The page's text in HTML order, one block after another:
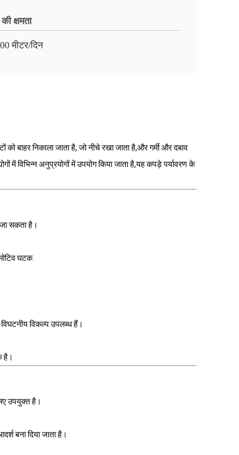
क्षमता
मीटर/दिन
को बाहर निकाला जाता है, जो नीचे रखा जाता है,और गर्मी और दबाव
में विभिन्न अनुप्रयोगों में उपयोग किया जाता है,यह कपड़े पर्यावरण के
सकता है।
घटक.
विकल्प उपलब्ध हैं।
है।
उपयुक्त है।
बना दिया जाता है।